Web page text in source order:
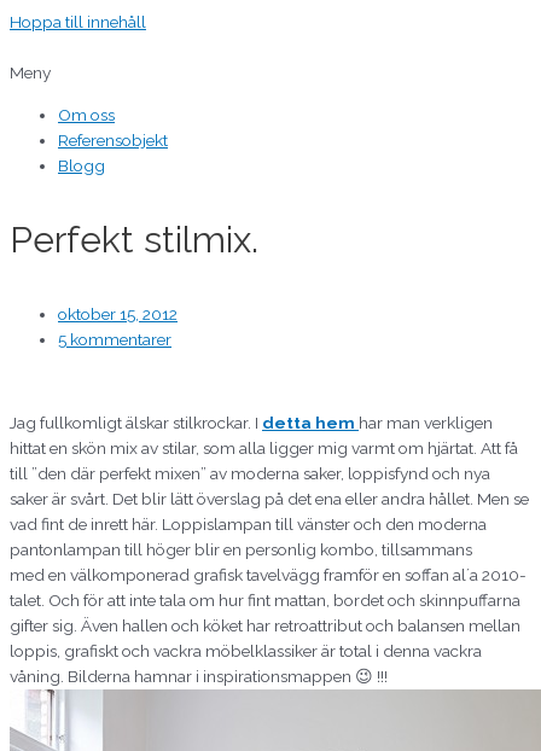
Hoppa till innehåll
Meny
Om oss
Referensobjekt
Blogg
Perfekt stilmix.
oktober 15, 2012
5 kommentarer
Jag fullkomligt älskar stilkrockar. I detta hem har man verkligen
hittat en skön mix av stilar, som alla ligger mig varmt om hjärtat. Att få
till ”den där perfekt mixen” av moderna saker, loppisfynd och nya
saker är svårt. Det blir lätt överslag på det ena eller andra hållet. Men se
vad fint de inrett här. Loppislampan till vänster och den moderna
pantonlampan till höger blir en personlig kombo, tillsammans
med en välkomponerad grafisk tavelvägg framför en soffan al´a 2010-
talet. Och för att inte tala om hur fint mattan, bordet och skinnpuffarna
gifter sig. Även hallen och köket har retroattribut och balansen mellan
loppis, grafiskt och vackra möbelklassiker är total i denna vackra
våning. Bilderna hamnar i inspirationsmappen 😉 !!!